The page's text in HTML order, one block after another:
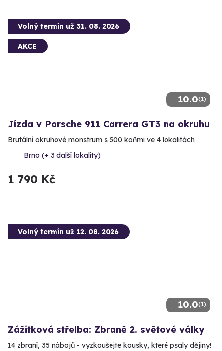
10.0(1)
Volný termín už 31. 08. 2026
AKCE
Jízda v Porsche 911 Carrera GT3 na okruhu
Brutální okruhové monstrum s 500 koňmi ve 4 lokalitách
Brno (+ 3 další lokality)
1 790 Kč
10.0(1)
Volný termín už 12. 08. 2026
Zážitková střelba: Zbraně 2. světové války
14 zbraní, 35 nábojů - vyzkoušejte kousky, které psaly dějiny!